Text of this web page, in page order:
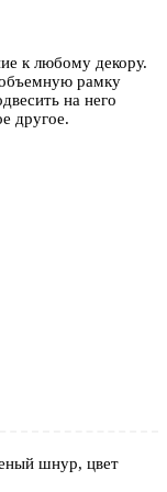
к любому декору.
рамку
на него
другое.
шнур, цвет